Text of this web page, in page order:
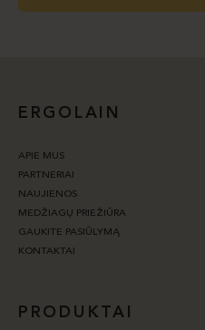
ERGOLAIN
APIE MUS
PARTNERIAI
NAUJIENOS
MEDŽIAGŲ PRIEŽIŪRA
GAUKITE PASIŪLYMĄ
KONTAKTAI
PRODUKTAI